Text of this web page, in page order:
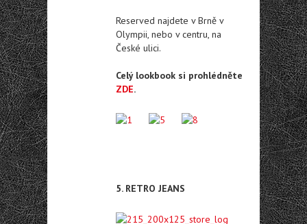
Reserved najdete v Brně v
Olympii, nebo v centru, na
České ulici.
Celý lookbook si prohlédněte
ZDE.
5. RETRO JEANS